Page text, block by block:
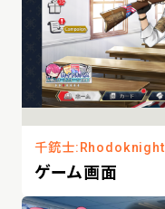
千銃士:Rhodoknight
ゲーム画面